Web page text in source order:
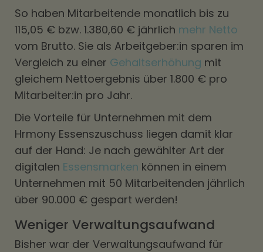
So haben Mitarbeitende monatlich bis zu
115,05 € bzw. 1.380,60 € jährlich mehr Netto
vom Brutto. Sie als Arbeitgeber:in sparen im
Vergleich zu einer Gehaltserhöhung mit
gleichem Nettoergebnis über 1.800 € pro
Mitarbeiter:in pro Jahr.
Die Vorteile für Unternehmen mit dem
Hrmony Essenszuschuss liegen damit klar
auf der Hand: Je nach gewählter Art der
digitalen Essensmarken können in einem
Unternehmen mit 50 Mitarbeitenden jährlich
über 90.000 € gespart werden!
Weniger Verwaltungsaufwand
Bisher war der Verwaltungsaufwand für